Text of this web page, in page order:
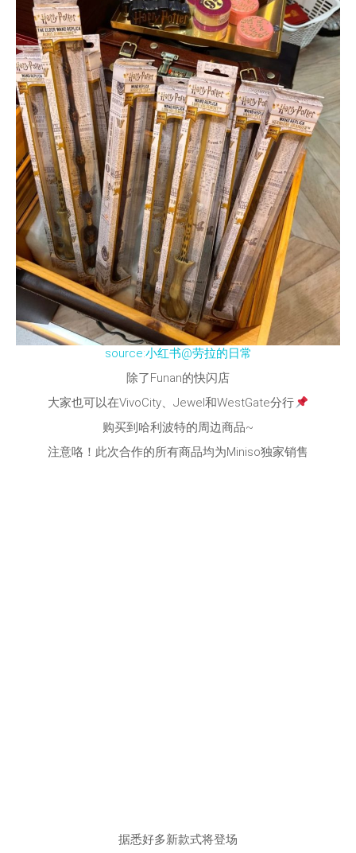
source:小红书@劳拉的日常
除了Funan的快闪店
大家也可以在VivoCity、Jewel和WestGate分行
购买到哈利波特的周边商品~
注意咯！此次合作的所有商品均为Miniso独家销售
据悉好多新款式将登场